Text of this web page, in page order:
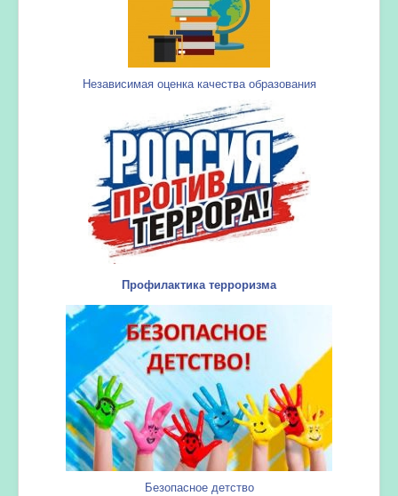
Независимая оценка качества образования
Профилактика терроризма
Безопасное детство